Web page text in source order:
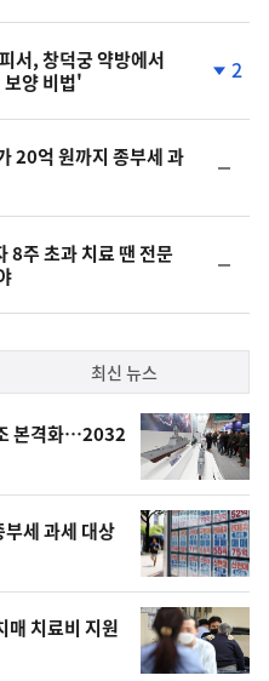
일
서, 창덕궁 약방에서
양 비법'
2
20억 원까지 종부세 과
일
8주 초과 치료 땐 전문
일
최신 뉴스
본격화…2032
세 과세 대상
매 치료비 지원